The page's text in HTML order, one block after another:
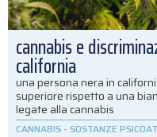
cannabis e
california
una persona nera in
superiore rispetto a una
legate alla cannabis
CANNABIS - SOSTANZE